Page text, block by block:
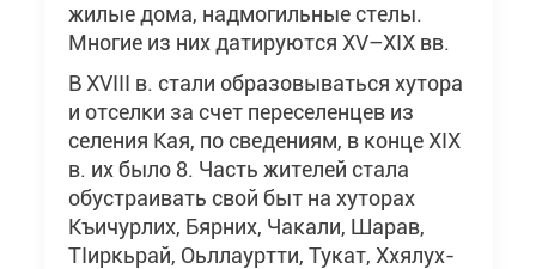
жилые дома, надмогильные стелы.
Многие из них датируются XV–XIX вв.
В XVIII в. стали образовываться хутора
и отселки за счет переселенцев из
селения Кая, по сведениям, в конце XIX
в. их было 8. Часть жителей стала
обустраивать свой быт на хуторах
Къичурлих, Бярних, Чакали, Шарав,
ТIиркьрай, Оьллауртти, Тукат, Ххялух-